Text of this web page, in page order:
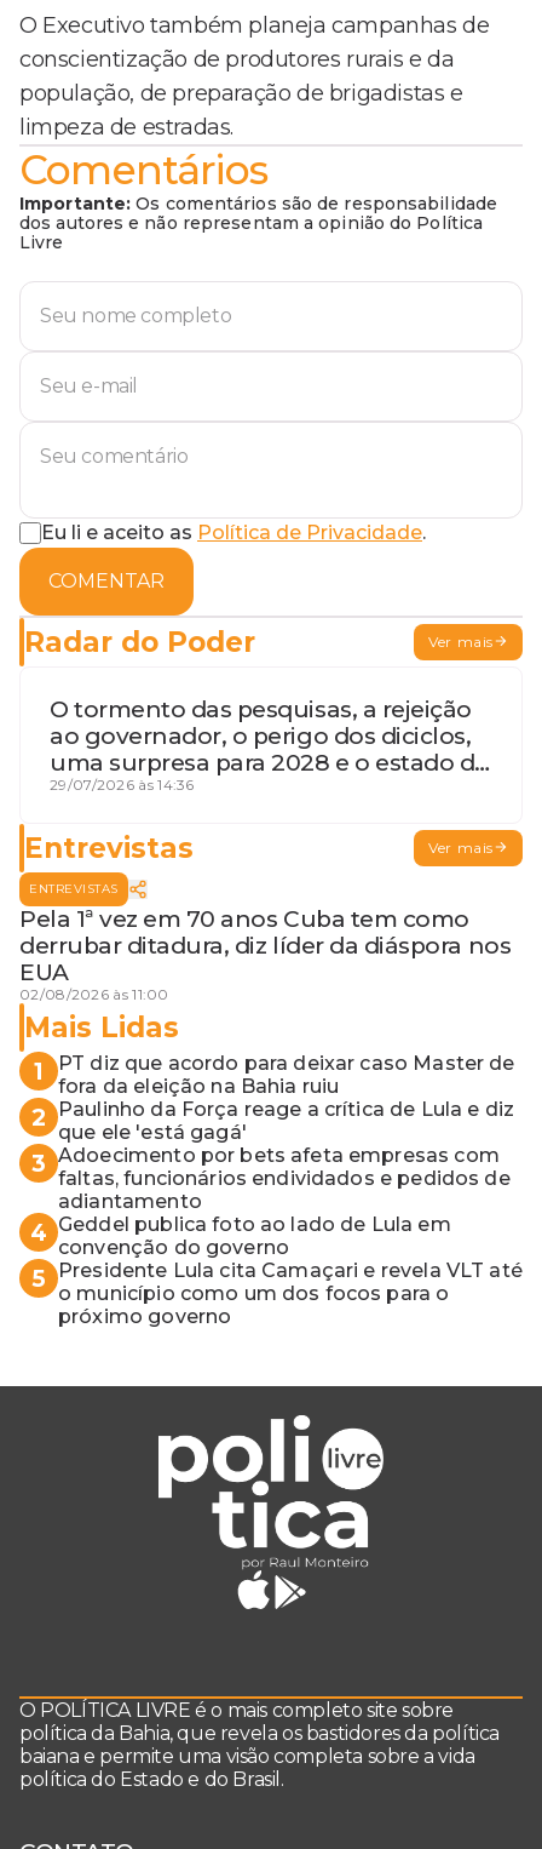
O Executivo também planeja campanhas de
conscientização de produtores rurais e da
população, de preparação de brigadistas e
limpeza de estradas.
Comentários
Importante: Os comentários são de responsabilidade
dos autores e não representam a opinião do Política
Livre
Eu li e aceito as Política de Privacidade.
COMENTAR
Radar do Poder Ver mais
O tormento das pesquisas, a rejeição
ao governador, o perigo dos diciclos,
uma surpresa para 2028 e o estado de
terceira guerra mundial
29/07/2026 às 14:36
Entrevistas Ver mais
ENTREVISTAS
Pela 1ª vez em 70 anos Cuba tem como
derrubar ditadura, diz líder da diáspora nos
EUA
02/08/2026 às 11:00
Mais Lidas
1
PT diz que acordo para deixar caso Master de
fora da eleição na Bahia ruiu
2
Paulinho da Força reage a crítica de Lula e diz
que ele 'está gagá'
3 Adoecimento por bets afeta empresas com
faltas, funcionários endividados e pedidos de
adiantamento
4 Geddel publica foto ao lado de Lula em
convenção do governo
5
Presidente Lula cita Camaçari e revela VLT até
o município como um dos focos para o
próximo governo
O POLÍTICA LIVRE é o mais completo site sobre
política da Bahia, que revela os bastidores da política
baiana e permite uma visão completa sobre a vida
política do Estado e do Brasil.